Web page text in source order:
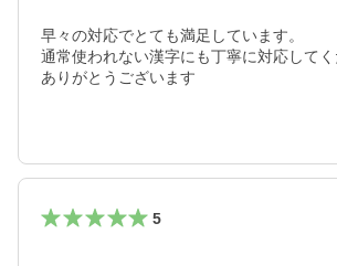
早々の対応でとても満足しています。
通常使われない漢字にも丁寧に対応してく
5